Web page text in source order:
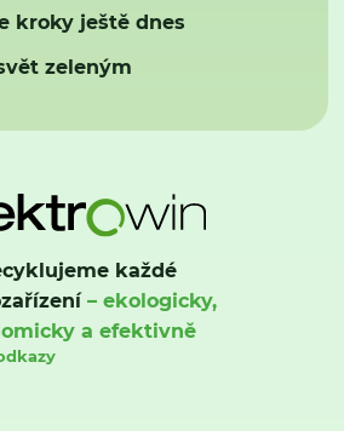
kroky ještě dnes
zeleným
každé
– ekologicky,
a efektivně